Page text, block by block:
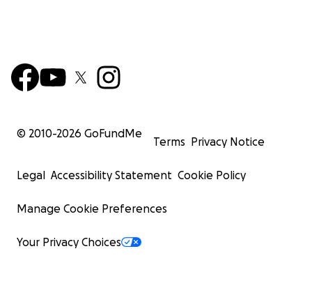
© 2010-2026 GoFundMe
Terms Privacy Notice
Legal Accessibility Statement Cookie Policy
Manage Cookie Preferences
Your Privacy Choices